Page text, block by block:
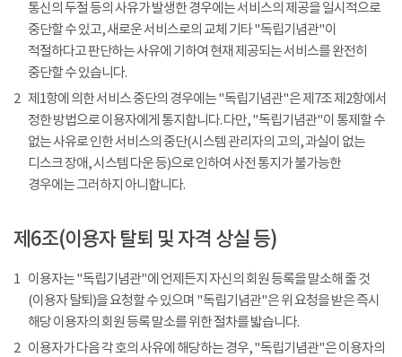
통신의 두절 등의 사유가 발생한 경우에는 서비스의 제공을 일시적으로
중단할 수 있고, 새로운 서비스로의 교체 기타 "독립기념관"이
적절하다고 판단하는 사유에 기하여 현재 제공되는 서비스를 완전히
중단할 수 있습니다.
2 제1항에 의한 서비스 중단의 경우에는 "독립기념관"은 제7조 제2항에서
정한 방법으로 이용자에게 통지합니다. 다만, "독립기념관"이 통제할 수
없는 사유로 인한 서비스의 중단(시스템 관리자의 고의, 과실이 없는
디스크 장애, 시스템 다운 등)으로 인하여 사전 통지가 불가능한
경우에는 그러하지 아니합니다.
제6조(이용자 탈퇴 및 자격 상실 등)
1 이용자는 "독립기념관"에 언제든지 자신의 회원 등록을 말소해 줄 것
(이용자 탈퇴)을 요청할 수 있으며 "독립기념관"은 위 요청을 받은 즉시
해당 이용자의 회원 등록 말소를 위한 절차를 밟습니다.
2 이용자가 다음 각 호의 사유에 해당하는 경우, "독립기념관"은 이용자의